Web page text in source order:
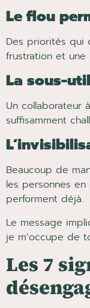
Le flou
Des priorités qui
frustration et
La sous-
Un collaborateur
suffisamment
Beaucoup de
les personnes
performent déjà.
Le message
je m’occupe de
Les 7